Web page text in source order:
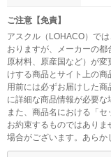
ご注意【免責】
アスクル（LOHACO）で
おりますが、メーカーの都
原材料、原産国など）が
けする商品とサイト上の
用前には必ずお届けした
に詳細な商品情報が必要な
また、商品名における「
お約束するものではあり
場合がございます。あらか